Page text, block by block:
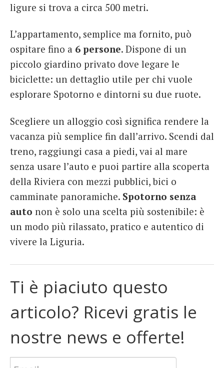
ligure si trova a circa 500 metri.
L’appartamento, semplice ma fornito, può
ospitare fino a 6 persone. Dispone di un
piccolo giardino privato dove legare le
biciclette: un dettaglio utile per chi vuole
esplorare Spotorno e dintorni su due ruote.
Scegliere un alloggio così significa rendere la
vacanza più semplice fin dall’arrivo. Scendi dal
treno, raggiungi casa a piedi, vai al mare
senza usare l’auto e puoi partire alla scoperta
della Riviera con mezzi pubblici, bici o
camminate panoramiche. Spotorno senza
auto non è solo una scelta più sostenibile: è
un modo più rilassato, pratico e autentico di
vivere la Liguria.
Ti è piaciuto questo
articolo? Ricevi gratis le
nostre news e offerte!